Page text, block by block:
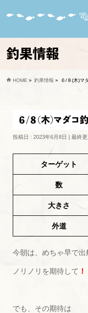
釣果情報
HOME » 釣果情報 » ６/８(木)マ
６/８(木)マダコ
投稿日 : 2023年6月8日 最終
ターゲット
数
大きさ
外道
今朝は、めちゃ早で出
ノリノリを期待して ！
でも、その期待は